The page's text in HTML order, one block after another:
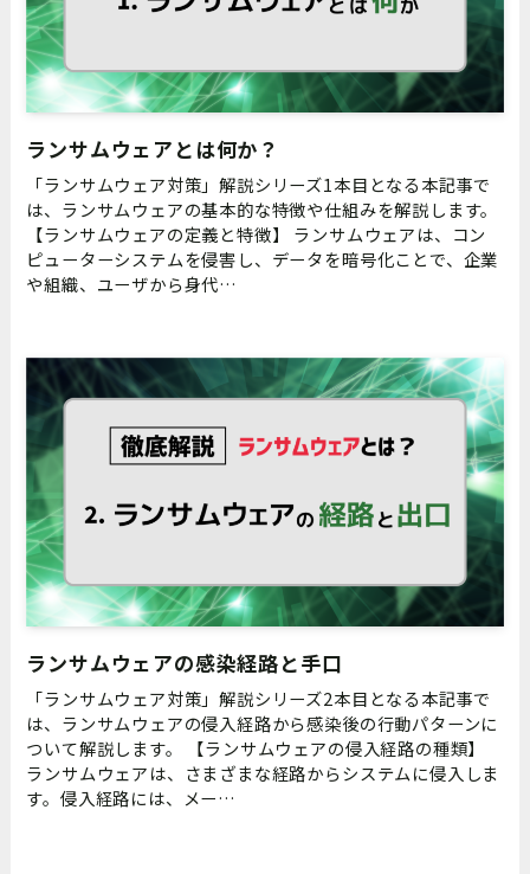
ランサムウェアとは何か？
「ランサムウェア対策」解説シリーズ1本目となる本記事で
は、ランサムウェアの基本的な特徴や仕組みを解説します。
【ランサムウェアの定義と特徴】 ランサムウェアは、コン
ピューターシステムを侵害し、データを暗号化ことで、企業
や組織、ユーザから身代…
ランサムウェアの感染経路と⼿⼝
「ランサムウェア対策」解説シリーズ2本目となる本記事で
は、ランサムウェアの侵入経路から感染後の行動パターンに
ついて解説します。 【ランサムウェアの侵入経路の種類】
ランサムウェアは、さまざまな経路からシステムに侵入しま
す。侵入経路には、メー…